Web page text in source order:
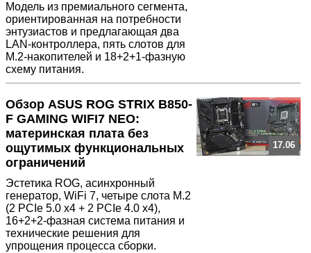
Модель из премиального сегмента,
ориентированная на потребности
энтузиастов и предлагающая два
LAN-контроллера, пять слотов для
M.2-накопителей и 18+2+1-фазную
схему питания.
Обзор ASUS ROG STRIX B850-
F GAMING WIFI7 NEO:
материнская плата без
ощутимых функциональных
ограничений
Эстетика ROG, асинхронный
генератор, WiFi 7, четыре слота M.2
(2 PCIe 5.0 x4 + 2 PCIe 4.0 x4),
16+2+2-фазная система питания и
технические решения для
упрощения процесса сборки.
17.06